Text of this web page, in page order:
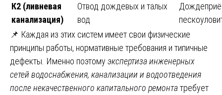
К2 (ливневая
канализация)
Отвод дождевых и талых
вод
📌 Каждая из этих систем имеет свои физические
принципы работы, нормативные требования и типичные
дефекты. Именно поэтому экспертиза инженерных
сетей водоснабжения, канализации и водоотведения
после некачественного капитального ремонтатребует